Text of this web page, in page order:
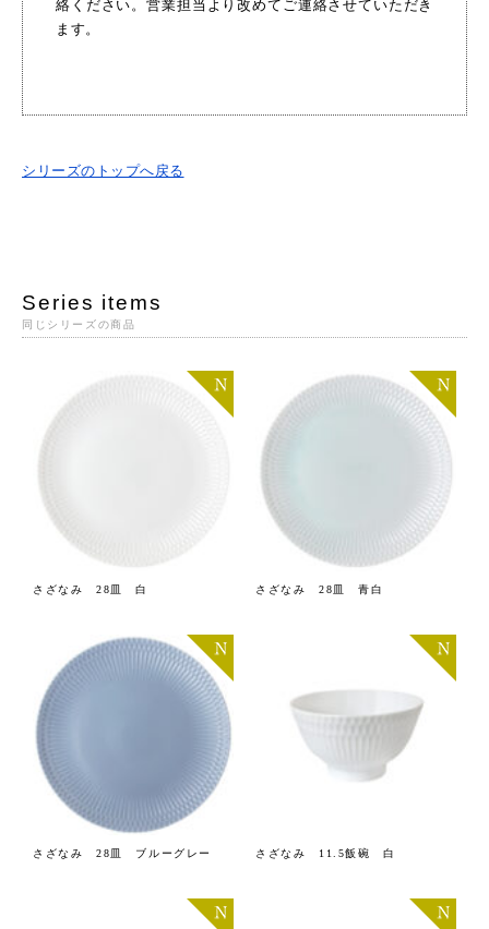
絡ください。営業担当より改めてご連絡させていただき
ます。
シリーズのトップへ戻る
Series items
同じシリーズの商品
さざなみ 28皿 白 さざなみ 28皿 青白
さざなみ 28皿 ブルーグレー さざなみ 11.5飯碗 白